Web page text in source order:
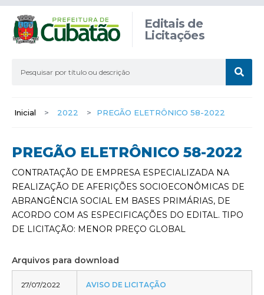
Editais de
Licitações
Inicial > 2022 > PREGÃO ELETRÔNICO 58-2022
PREGÃO ELETRÔNICO 58-2022
CONTRATAÇÃO DE EMPRESA ESPECIALIZADA NA
REALIZAÇÃO DE AFERIÇÕES SOCIOECONÔMICAS DE
ABRANGÊNCIA SOCIAL EM BASES PRIMÁRIAS, DE
ACORDO COM AS ESPECIFICAÇÕES DO EDITAL. TIPO
DE LICITAÇÃO: MENOR PREÇO GLOBAL
Arquivos para download
27/07/2022 AVISO DE LICITAÇÃO